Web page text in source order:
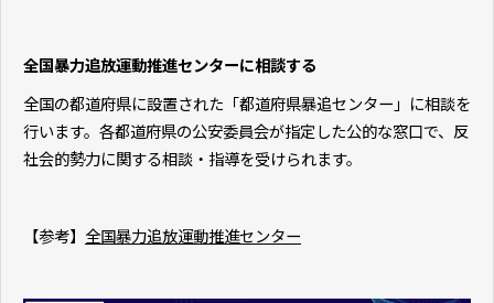
全国暴力追放運動推進センターに相談する
全国の都道府県に設置された「都道府県暴追センター」に相談を
行います。各都道府県の公安委員会が指定した公的な窓口で、反
社会的勢力に関する相談・指導を受けられます。
【参考】 全国暴力追放運動推進センター